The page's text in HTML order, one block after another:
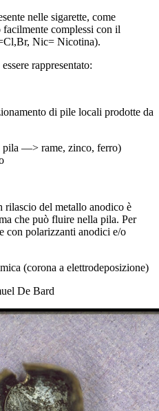
nelle sigarette, come
complessi con il
Nic= Nicotina).
rappresentato:
di pile locali prodotte da
—> rame, zinco, ferro)
del metallo anodico è
che può fluire nella pila. Per
con polarizzanti anodici e/o
(corona a elettrodeposizione)
De Bard